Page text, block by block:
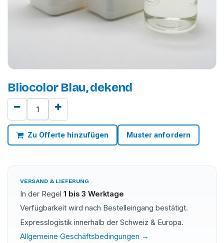
Bliocolor Blau, dekend
Zu Offerte hinzufügen Muster anfordern
VERSAND & LIEFERUNG
In der Regel 1 bis 3 Werktage
Verfügbarkeit wird nach Bestelleingang bestätigt.
Expresslogistik innerhalb der Schweiz & Europa.
Allgemeine Geschäftsbedingungen →